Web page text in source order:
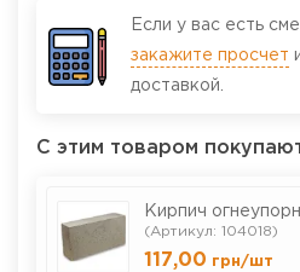
Если у вас есть
закажите просчет
доставкой.
С этим товаром
Кирпич
(Артикул: 104018)
117,00 грн/шт